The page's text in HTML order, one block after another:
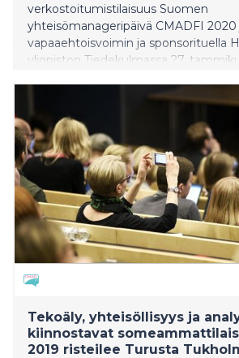
verkostoitumistilaisuus Suomen
yhteisömanageripäivä CMADFI
vapaaehtoisvoimin ja sponsorituella
yliopiston Tiedekulmassa 27.
varattiin loppuun päivässä heti
Tekoäly, yhteisöllisyys ja
kiinnostavat
2019 risteilee Turusta